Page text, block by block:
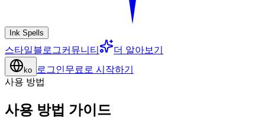
Ink Spells
스타일블로그커뮤니티 더 알아보기
ko 로그인무료로 시작하기
사용 방법
사용 방법 가이드